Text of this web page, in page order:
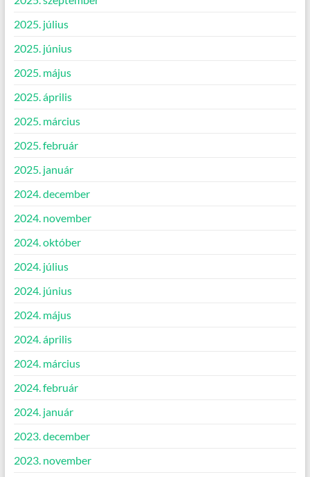
2025. július
2025. június
2025. május
2025. április
2025. március
2025. február
2025. január
2024. december
2024. november
2024. október
2024. július
2024. június
2024. május
2024. április
2024. március
2024. február
2024. január
2023. december
2023. november